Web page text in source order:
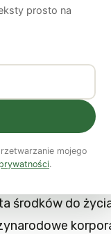
odzyskali
rozpoczyna
ono w marcu i
świata. U
środków do
prosto na
mojego
.